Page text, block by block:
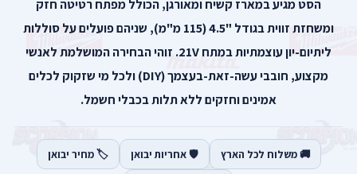
הסט מגיע במארז קשיח ומאורגן, הכולל מפתח רטיטה חזק
ומשחזת זווית בגודל "4.5 (115 מ"מ), שניהם פועלים על סוללות
ליתיום-יון עוצמתיות במתח 21V. זוהי הבחירה המושלמת לאנשי
מקצוע, חובבי עשה-זאת-בעצמך (DIY) ולכל מי שזקוק לכלים
אמינים וחזקים ללא תלות בכבלי חשמל.
🚚 משלוח לכל הארץ 🛡️ אחריות יבואן 🏷️ מחיר יבואן